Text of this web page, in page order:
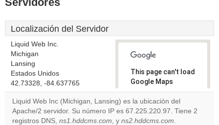
Localización del Servidor
Liquid Web Inc.
Michigan
Lansing
Estados Unidos
42.73328, -84.637765
This page can't load
Google Maps
correctly.
Do you
own this
Liquid Web Inc (Michigan, Lansing) es la ubicación del
Apache/2 servidor. Su número IP es 67.225.220.97. Tiene 2
registros DNS, ns1.hddcms.com, y ns2.hddcms.com.